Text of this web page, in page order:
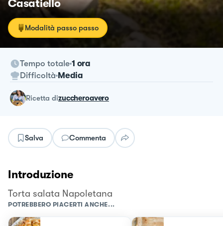
Casatiello
Modalità passo passo
Tempo totale 1 ora
Difficoltà Media
ricetta dizuccheroavero
Salva Commenta
Introduzione
Torta salata Napoletana
POTREBBERO PIACERTI ANCHE...